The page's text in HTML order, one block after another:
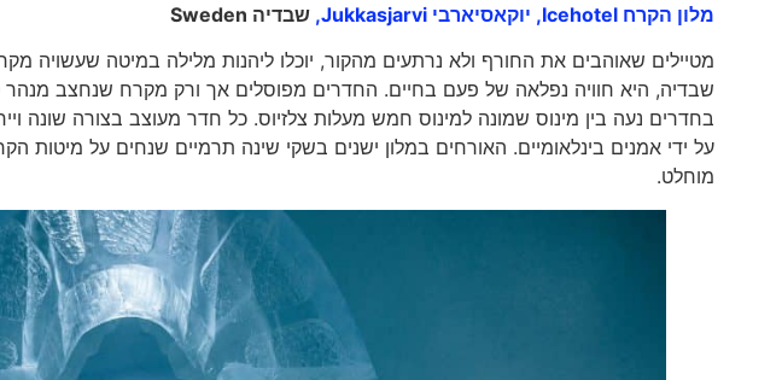
מלון הקרח Icehotel,
יוקאסיארבי Jukkasjarvi, שבדיה Sweden
מטיילים שאוהבים את החורף ולא נרתעים מהקור, יוכלו ליהנות מלילה במיטה שעשויה
בחדרים נעה בין מינוס שמונה למינוס חמש מעלות צלזיוס. כל חדר מעוצב בצורה שונה
על ידי אמנים בינלאומיים. האורחים במלון ישנים בשקי שינה תרמיים שנחים על מיטות
מוחלט.